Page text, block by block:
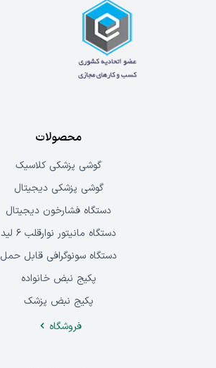
محصولات
گوشی پزشکی کلاسیک
گوشی پزشکی دیجیتال
دستگاه فشارخون دیجیتال
دستگاه مانیتور نوارقلب ۶ لید
دستگاه سونوگرافی قابل حمل
پکیج نبض خانواده
پکیج نبض پزشک
فروشگاه